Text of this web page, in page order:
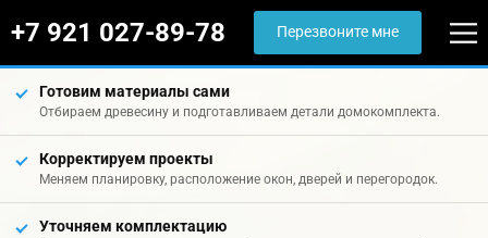
+7 921 027-89-78 Перезвоните мне
Готовим материалы сами
Отбираем древесину и подготавливаем детали домокомплекта.
Корректируем проекты
Меняем планировку, расположение окон, дверей и перегородок.
Уточняем комплектацию